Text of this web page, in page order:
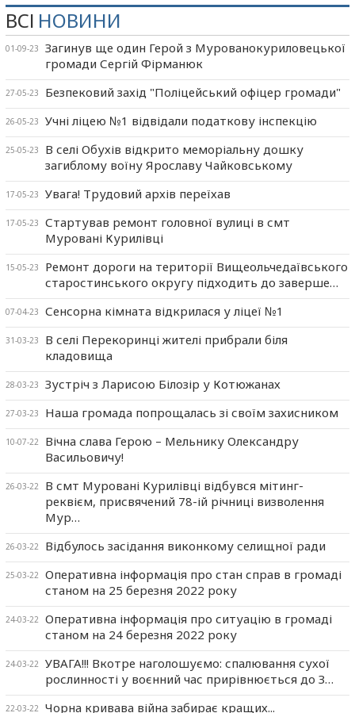
ВСІ НОВИНИ
01-09-23
Загинув ще один Герой з Мурованокуриловецької
громади Сергій Фірманюк
27-05-23 Безпековий захід "Поліцейський офіцер громади"
26-05-23 Учні ліцею №1 відвідали податкову інспекцію
25-05-23
В селі Обухів відкрито меморіальну дошку
загиблому воїну Ярославу Чайковському
17-05-23 Увага! Трудовий архів переїхав
17-05-23
Стартував ремонт головної вулиці в смт
Муровані Курилівці
15-05-23
Ремонт дороги на території Вищеольчедаївського
старостинського округу підходить до заверше…
07-04-23 Сенсорна кімната відкрилася у ліцеї №1
31-03-23
В селі Перекоринці жителі прибрали біля
кладовища
28-03-23 Зустріч з Ларисою Білозір у Котюжанах
27-03-23 Наша громада попрощалась зі своїм захисником
10-07-22
Вічна слава Герою – Мельнику Олександру
Васильовичу!
26-03-22
В смт Муровані Курилівці відбувся мітинг-
реквієм, присвячений 78-ій річниці визволення
Мур…
26-03-22 Відбулось засідання виконкому селищної ради
25-03-22
Оперативна інформація про стан справ в громаді
станом на 25 березня 2022 року
24-03-22
Оперативна інформація про ситуацію в громаді
станом на 24 березня 2022 року
24-03-22
УВАГА!!! Вкотре наголошуємо: спалювання сухої
рослинності у воєнний час прирівнюється до З…
22-03-22 Чорна кривава війна забирає кращих...